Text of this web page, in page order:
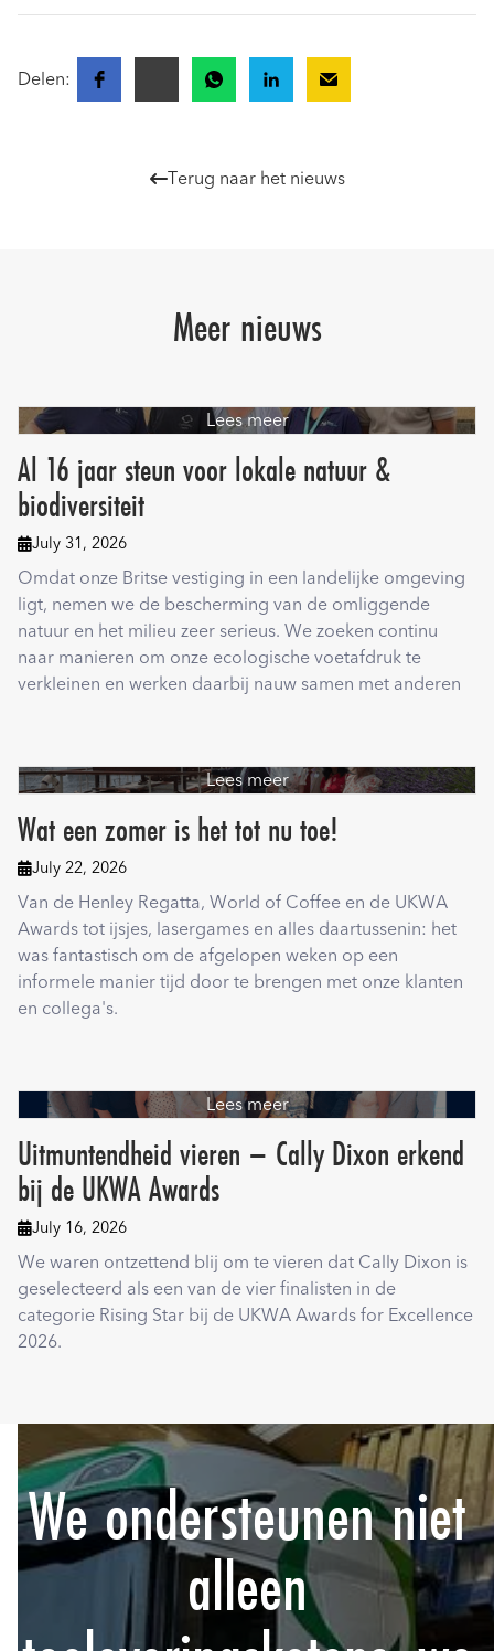
Delen:
Terug naar het nieuws
Meer nieuws
Lees meer
Al 16 jaar steun voor lokale natuur &
biodiversiteit
July 31, 2026
Omdat onze Britse vestiging in een landelijke omgeving
ligt, nemen we de bescherming van de omliggende
natuur en het milieu zeer serieus. We zoeken continu
naar manieren om onze ecologische voetafdruk te
verkleinen en werken daarbij nauw samen met anderen
Lees meer
Wat een zomer is het tot nu toe!
July 22, 2026
Van de Henley Regatta, World of Coffee en de UKWA
Awards tot ijsjes, lasergames en alles daartussenin: het
was fantastisch om de afgelopen weken op een
informele manier tijd door te brengen met onze klanten
en collega's.
Lees meer
Uitmuntendheid vieren – Cally Dixon erkend
bij de UKWA Awards
July 16, 2026
We waren ontzettend blij om te vieren dat Cally Dixon is
geselecteerd als een van de vier finalisten in de
categorie Rising Star bij de UKWA Awards for Excellence
2026.
We ondersteunen niet
alleen